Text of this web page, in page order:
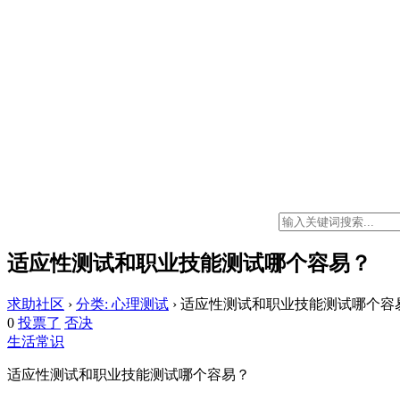
适应性测试和职业技能测试哪个容易？
求助社区 › 分类: 心理测试 › 适应性测试和职业技能测试哪个容
0 投票了 否决
生活常识
适应性测试和职业技能测试哪个容易？